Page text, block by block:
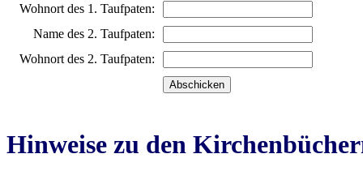
Wohnort des 1. Taufpaten:
Name des 2. Taufpaten:
Wohnort des 2. Taufpaten:
Hinweise zu den